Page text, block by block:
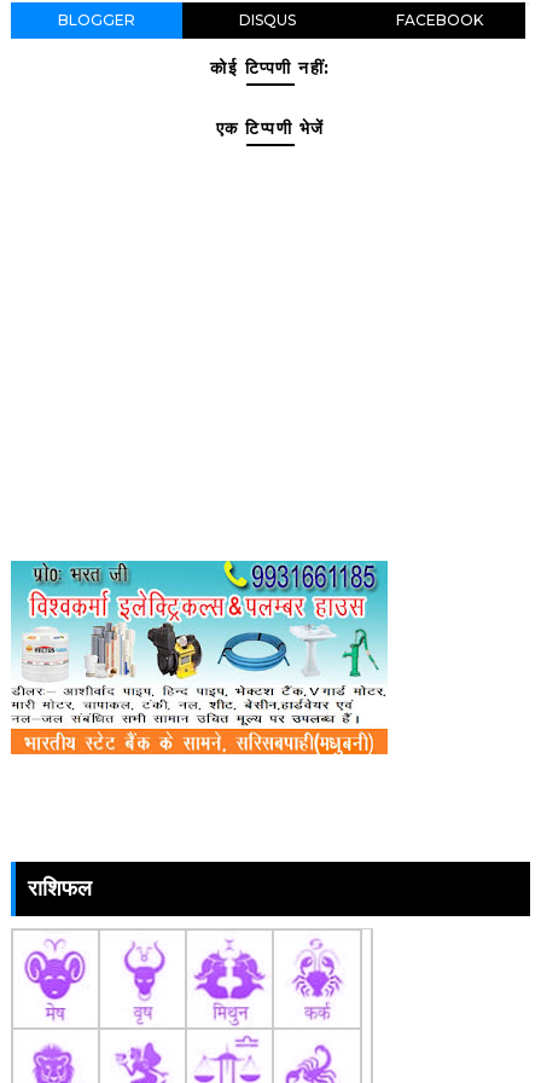
BLOGGER DISQUS FACEBOOK
कोई टिप्पणी नहीं:
एक टिप्पणी भेजें
राशिफल